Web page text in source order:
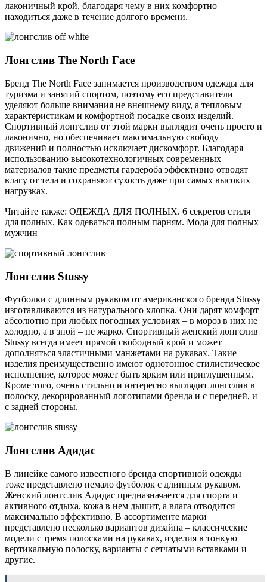
лаконичный крой, благодаря чему в них комфортно
находиться даже в течение долгого времени.
Лонгслив The North Face
Бренд The North Face занимается производством одежды для
туризма и занятий спортом, поэтому его представители
уделяют больше внимания не внешнему виду, а тепловым
характеристикам и комфортной посадке своих изделий.
Спортивный лонгслив от этой марки выглядит очень просто и
лаконично, но обеспечивает максимальную свободу
движений и полностью исключает дискомфорт. Благодаря
использованию высокотехнологичных современных
материалов такие предметы гардероба эффективно отводят
влагу от тела и сохраняют сухость даже при самых высоких
нагрузках.
Читайте также: ОДЕЖДА ДЛЯ ПОЛНЫХ. 6 секретов стиля
для полных. Как одеваться полным парням. Мода для полных
мужчин
Лонгслив Stussy
Футболки с длинным рукавом от американского бренда Stussy
изготавливаются из натурального хлопка. Они дарят комфорт
абсолютно при любых погодных условиях – в мороз в них не
холодно, а в зной – не жарко. Спортивный женский лонгслив
Stussy всегда имеет прямой свободный крой и может
дополняться эластичными манжетами на рукавах. Такие
изделия преимущественно имеют однотонное стилистическое
исполнение, которое может быть ярким или приглушенным.
Кроме того, очень стильно и интересно выглядит лонгслив в
полоску, декорированный логотипами бренда и с передней, и
с задней стороны.
Лонгслив Адидас
В линейке самого известного бренда спортивной одежды
тоже представлено немало футболок с длинным рукавом.
Женский лонгслив Адидас предназначается для спорта и
активного отдыха, кожа в нем дышит, а влага отводится
максимально эффективно. В ассортименте марки
представлено несколько вариантов дизайна – классические
модели с тремя полосками на рукавах, изделия в тонкую
вертикальную полоску, варианты с сетчатыми вставками и
другие.